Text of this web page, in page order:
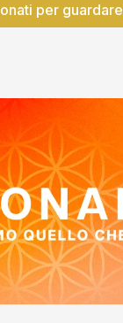
della musica.
per guardare